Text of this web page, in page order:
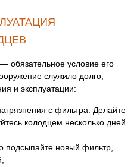
обязательное условие его
служило долго,
и эксплуатации:
с фильтра. Делайте
колодцем несколько дней
подсыпайте новый фильтр,